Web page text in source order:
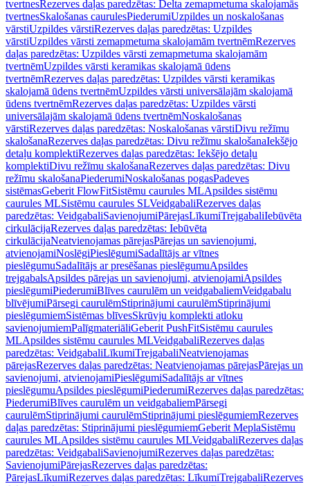
tvertnesRezerves daļas paredzētas: Delta zemapmetuma skalojamās
tvertnesSkalošanas caurulesPiederumiUzpildes un noskalošanas
vārstiUzpildes vārstiRezerves daļas paredzētas: Uzpildes
vārstiUzpildes vārsti zemapmetuma skalojamām tvertnēmRezerves
daļas paredzētas: Uzpildes vārsti zemapmetuma skalojamām
tvertnēmUzpildes vārsti keramikas skalojamā ūdens
tvertnēmRezerves daļas paredzētas: Uzpildes vārsti keramikas
skalojamā ūdens tvertnēmUzpildes vārsti universālajām skalojamā
ūdens tvertnēmRezerves daļas paredzētas: Uzpildes vārsti
universālajām skalojamā ūdens tvertnēmNoskalošanas
vārstiRezerves daļas paredzētas: Noskalošanas vārstiDivu režīmu
skalošanaRezerves daļas paredzētas: Divu režīmu skalošanaIekšējo
detaļu komplektiRezerves daļas paredzētas: Iekšējo detaļu
komplektiDivu režīmu skalošanaRezerves daļas paredzētas: Divu
režīmu skalošanaPiederumiNoskalošanas pogasPadeves
sistēmasGeberit FlowFitSistēmu caurules MLApsildes sistēmu
caurules MLSistēmu caurules SLVeidgabaliRezerves daļas
paredzētas: VeidgabaliSavienojumiPārejasLīkumiTrejgabaliIebūvēta
cirkulācijaRezerves daļas paredzētas: Iebūvēta
cirkulācijaNeatvienojamas pārejasPārejas un savienojumi,
atvienojamiNoslēgiPieslēgumiSadalītājs ar vītnes
pieslēgumuSadalītājs ar presēšanas pieslēgumuApsildes
trejgabalsApsildes pārejas un savienojumi, atvienojamiApsildes
pieslēgumiPiederumiBlīves caurulēm un veidgabaliemVeidgabalu
blīvējumiPārsegi caurulēmStiprinājumi caurulēmStiprinājumi
pieslēgumiemSistēmas blīvesSkrūvju komplekti atloku
savienojumiemPalīgmateriāliGeberit PushFitSistēmu caurules
MLApsildes sistēmu caurules MLVeidgabaliRezerves daļas
paredzētas: VeidgabaliLīkumiTrejgabaliNeatvienojamas
pārejasRezerves daļas paredzētas: Neatvienojamas pārejasPārejas un
savienojumi, atvienojamiPieslēgumiSadalītājs ar vītnes
pieslēgumuApsildes pieslēgumiPiederumiRezerves daļas paredzētas:
PiederumiBlīves caurulēm un veidgabaliemPārsegi
caurulēmStiprinājumi caurulēmStiprinājumi pieslēgumiemRezerves
daļas paredzētas: Stiprinājumi pieslēgumiemGeberit MeplaSistēmu
caurules MLApsildes sistēmu caurules MLVeidgabaliRezerves daļas
paredzētas: VeidgabaliSavienojumiRezerves daļas paredzētas:
SavienojumiPārejasRezerves daļas paredzētas:
PārejasLīkumiRezerves daļas paredzētas: LīkumiTrejgabaliRezerves